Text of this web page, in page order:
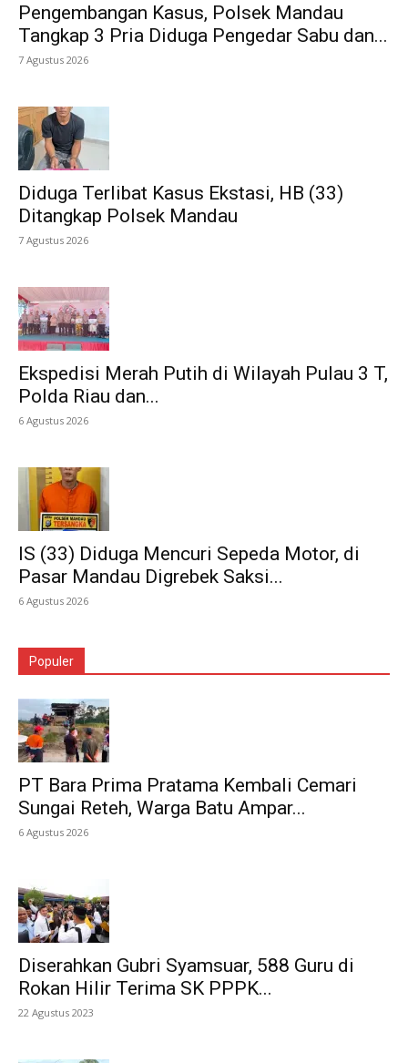
Pengembangan Kasus, Polsek Mandau
Tangkap 3 Pria Diduga Pengedar Sabu dan...
7 Agustus 2026
Diduga Terlibat Kasus Ekstasi, HB (33)
Ditangkap Polsek Mandau
7 Agustus 2026
Ekspedisi Merah Putih di Wilayah Pulau 3 T,
Polda Riau dan...
6 Agustus 2026
IS (33) Diduga Mencuri Sepeda Motor, di
Pasar Mandau Digrebek Saksi...
6 Agustus 2026
Populer
PT Bara Prima Pratama Kembali Cemari
Sungai Reteh, Warga Batu Ampar...
6 Agustus 2026
Diserahkan Gubri Syamsuar, 588 Guru di
Rokan Hilir Terima SK PPPK...
22 Agustus 2023